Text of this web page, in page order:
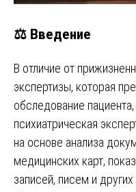
⚖️ Введение
В отличие от
экспертизы, которая
обследование
психиатрическая
на основе анализа
медицинских карт,
записей, писем и